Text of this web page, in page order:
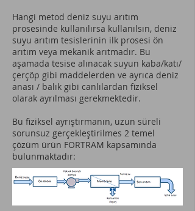
Hangi metod deniz suyu arıtım
prosesinde kullanılırsa kullanılsın, deniz
suyu arıtım tesislerinin ilk prosesi ön
arıtım veya mekanik arıtmadır. Bu
aşamada tesise alınacak suyun kaba/katı/
çerçöp gibi maddelerden ve ayrıca deniz
anası / balık gibi canlılardan fiziksel
olarak ayrılması gerekmektedir.
Bu fiziksel ayrıştırmanın, uzun süreli
sorunsuz gerçekleştirilmes 2 temel
çözüm ürün FORTRAM kapsamında
bulunmaktadır: